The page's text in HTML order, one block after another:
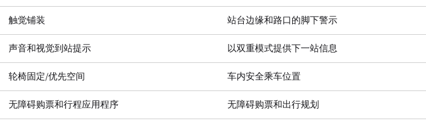
触觉铺装 站台边缘和路口的脚下警示
声音和视觉到站提示 以双重模式提供下一站信息
轮椅固定/优先空间 车内安全乘车位置
无障碍购票和行程应用程序 无障碍购票和出行规划